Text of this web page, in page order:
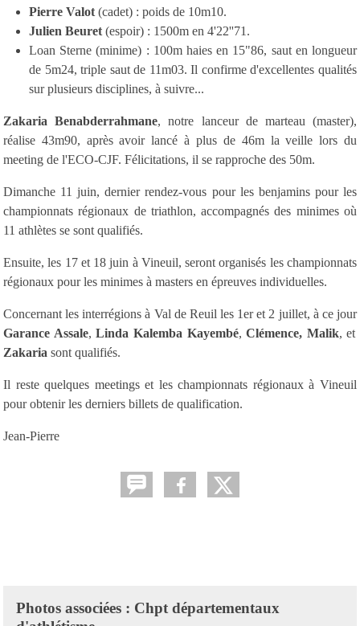
Pierre Valot (cadet) : poids de 10m10.
Julien Beuret (espoir) : 1500m en 4'22''71.
Loan Sterne (minime) : 100m haies en 15"86, saut en longueur
de 5m24, triple saut de 11m03. Il confirme d'excellentes qualités
sur plusieurs disciplines, à suivre...
Zakaria Benabderrahmane, notre lanceur de marteau (master),
réalise 43m90, après avoir lancé à plus de 46m la veille lors du
meeting de l'ECO-CJF. Félicitations, il se rapproche des 50m.
Dimanche 11 juin, dernier rendez-vous pour les benjamins pour les
championnats régionaux de triathlon, accompagnés des minimes où
11 athlètes se sont qualifiés.
Ensuite, les 17 et 18 juin à Vineuil, seront organisés les championnats
régionaux pour les minimes à masters en épreuves individuelles.
Concernant les interrégions à Val de Reuil les 1er et 2 juillet, à ce jour
Garance Assale,Linda Kalemba Kayembé,Clémence, Malik, et
Zakaria sont qualifiés.
Il reste quelques meetings et les championnats régionaux à Vineuil
pour obtenir les derniers billets de qualification.
Jean-Pierre
Photos associées : Chpt départementaux